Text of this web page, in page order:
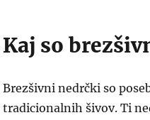
Kaj so
Brezšivni nedrčki so
tradicionalnih šivov. Ti